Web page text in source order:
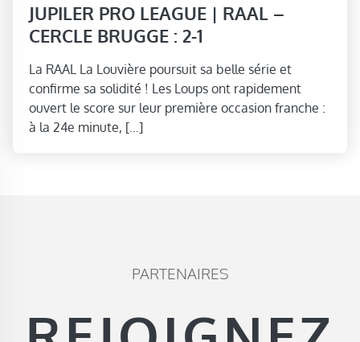
JUPILER PRO LEAGUE | RAAL –
CERCLE BRUGGE : 2-1
La RAAL La Louvière poursuit sa belle série et
confirme sa solidité ! Les Loups ont rapidement
ouvert le score sur leur première occasion franche :
à la 24e minute, […]
PARTENAIRES